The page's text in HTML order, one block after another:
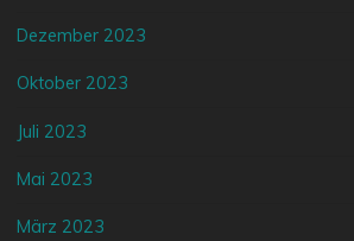
Dezember 2023
Oktober 2023
Juli 2023
Mai 2023
März 2023